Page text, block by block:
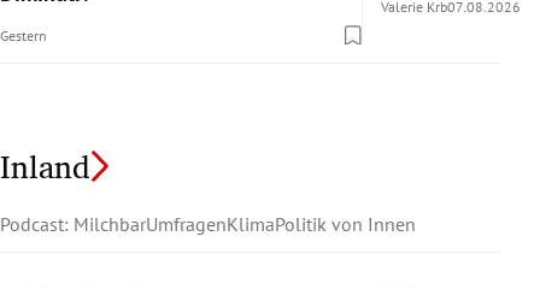
Gestern
Valerie Krb07.08.2026
Inland
Podcast: MilchbarUmfragenKlimaPolitik von Innen